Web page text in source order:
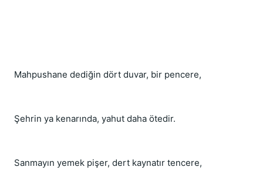
Mahpushane dediğin dört duvar, bir pencere,
Şehrin ya kenarında, yahut daha ötedir.
Sanmayın yemek pişer, dert kaynatır tencere,